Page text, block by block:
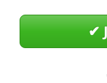
✔︎